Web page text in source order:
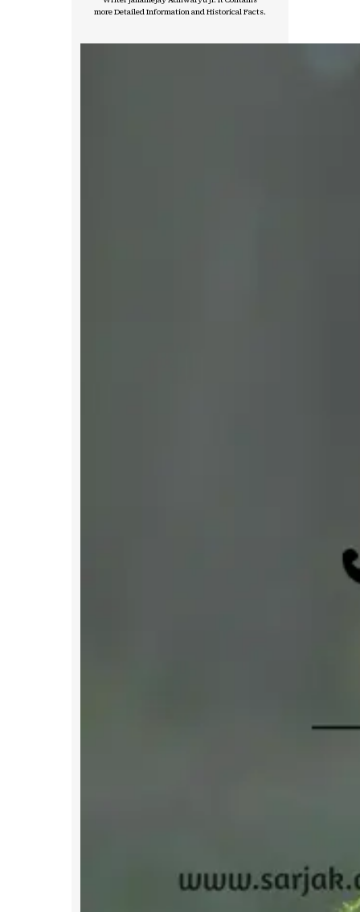
more Detailed Information and Historical Facts.